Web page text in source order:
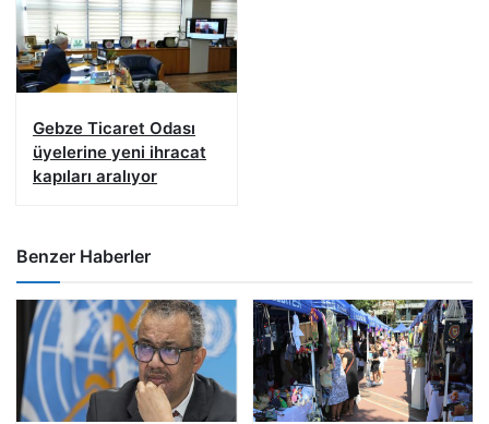
Gebze Ticaret Odası
üyelerine yeni ihracat
kapıları aralıyor
Benzer Haberler